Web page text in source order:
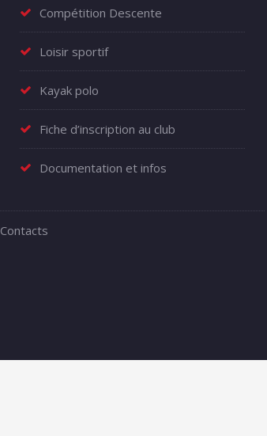
Compétition Descente
Loisir sportif
Kayak polo
Fiche d’inscription au club
Documentation et infos
Contacts